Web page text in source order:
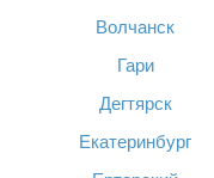
Волчанск
Гари
Дегтярск
Екатеринбург